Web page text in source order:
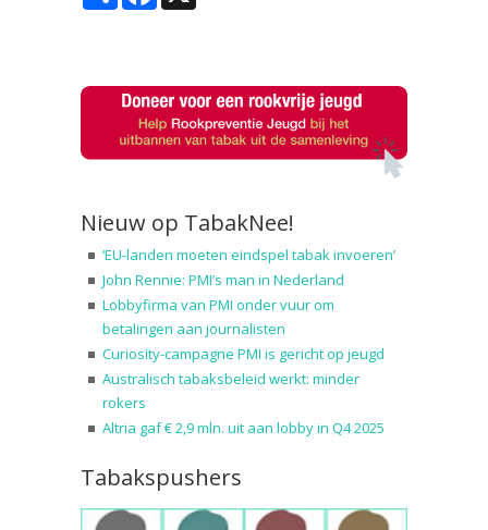
Nieuw op TabakNee!
‘EU-landen moeten eindspel tabak invoeren’
John Rennie: PMI’s man in Nederland
Lobbyfirma van PMI onder vuur om
betalingen aan journalisten
Curiosity-campagne PMI is gericht op jeugd
Australisch tabaksbeleid werkt: minder
rokers
Altria gaf € 2,9 mln. uit aan lobby in Q4 2025
Tabakspushers